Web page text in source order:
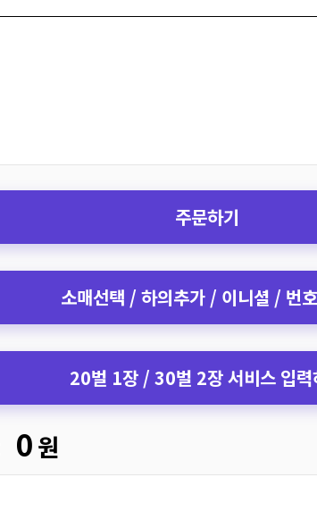
주문하기
소매선택 / 하의추가 / 이니셜 / 번
20벌 1장 / 30벌 2장 서비스 입력
0원